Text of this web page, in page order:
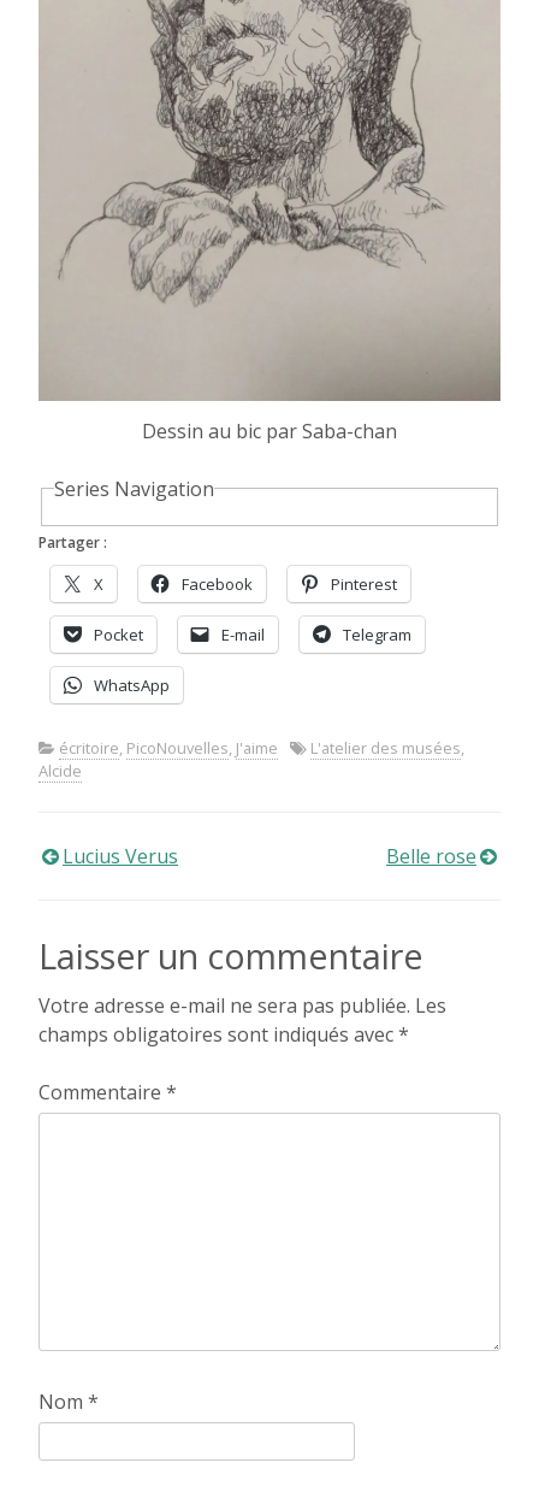
Dessin au bic par Saba-chan
Series Navigation
Partager :
X Facebook Pinterest
Pocket E-mail Telegram
WhatsApp
écritoire PicoNouvelles J'aime L'atelier des musées
Alcide
Navigation
l’article
Lucius Verus Belle rose
Laisser un commentaire
Votre adresse e-mail ne sera pas publiée. Les
champs obligatoires sont indiqués avec*
Commentaire *
Nom *